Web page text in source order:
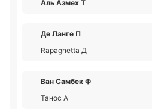
Аль Азмех Т
Де Ланге П
Rapagnetta Д
Ван Самбек Ф
Танос А